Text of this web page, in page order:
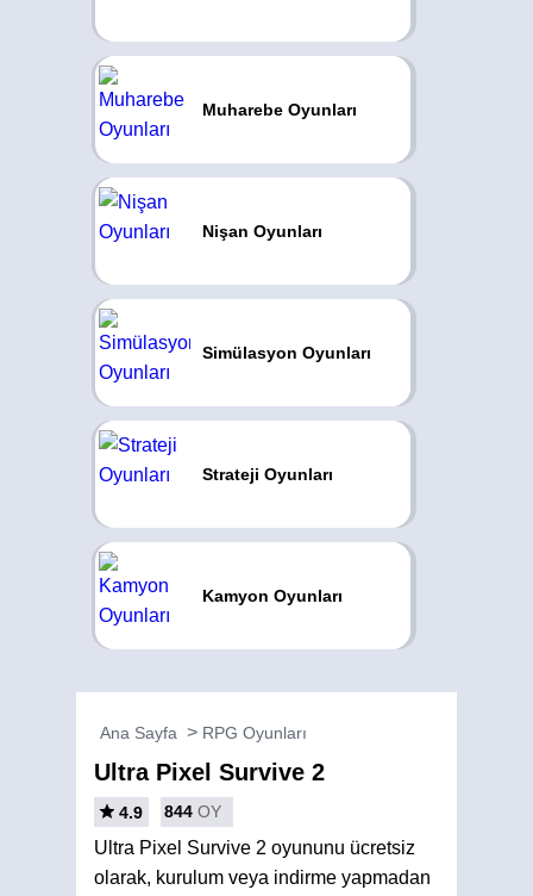
Muharebe Oyunları
Nişan Oyunları
Simülasyon Oyunları
Strateji Oyunları
Kamyon Oyunları
Ana Sayfa RPG Oyunları
Ultra Pixel Survive 2
4.9 844 OY
Ultra Pixel Survive 2 oyununu ücretsiz
olarak, kurulum veya indirme yapmadan